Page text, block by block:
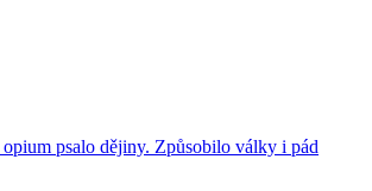
opium psalo dějiny. Způsobilo války i pád